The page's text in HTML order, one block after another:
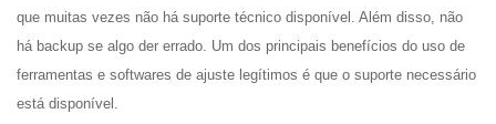
que muitas vezes não há suporte técnico disponível. Além disso, não
há backup se algo der errado. Um dos principais benefícios do uso de
ferramentas e softwares de ajuste legítimos é que o suporte necessário
está disponível.